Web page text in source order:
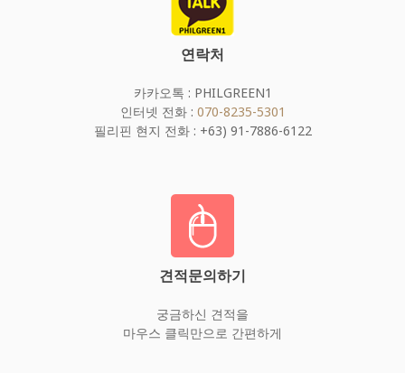
연락처
카카오톡 : PHILGREEN1
인터넷 전화 : 070-8235-5301
필리핀 현지 전화 : +63) 91-7886-6122
견적문의하기
궁금하신 견적을
마우스 클릭만으로 간편하게